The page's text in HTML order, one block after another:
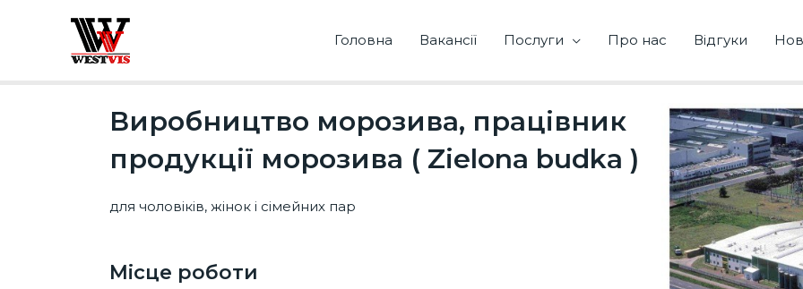
Головна Вакансії Послуги Про нас Відгуки
Виробництво морозива, працівник
продукції морозива ( Zielona budka )
для чоловіків, жінок і сімейних пар
Місце роботи​